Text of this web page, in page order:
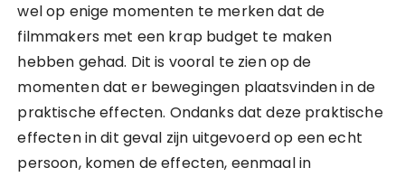
wel op enige momenten te merken dat de
filmmakers met een krap budget te maken
hebben gehad. Dit is vooral te zien op de
momenten dat er bewegingen plaatsvinden in de
praktische effecten. Ondanks dat deze praktische
effecten in dit geval zijn uitgevoerd op een echt
persoon, komen de effecten, eenmaal in